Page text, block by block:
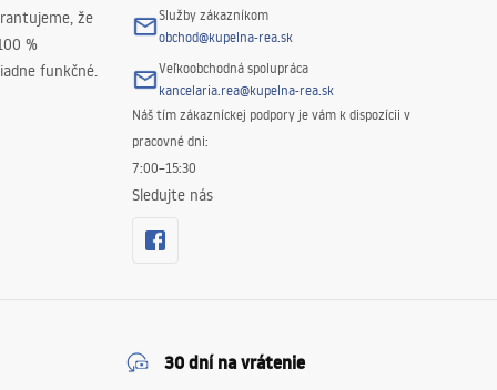
že
%
funkčné.
Služby zákazníkom
obchod@kupelna-rea.sk
Veľkoobchodná spolupráca
kancelaria.rea@kupelna-rea.sk
Náš tím zákazníckej podpory je vám k dispozícii v
pracovné dni:
7:00–15:30
Sledujte nás
30 dní na vrátenie